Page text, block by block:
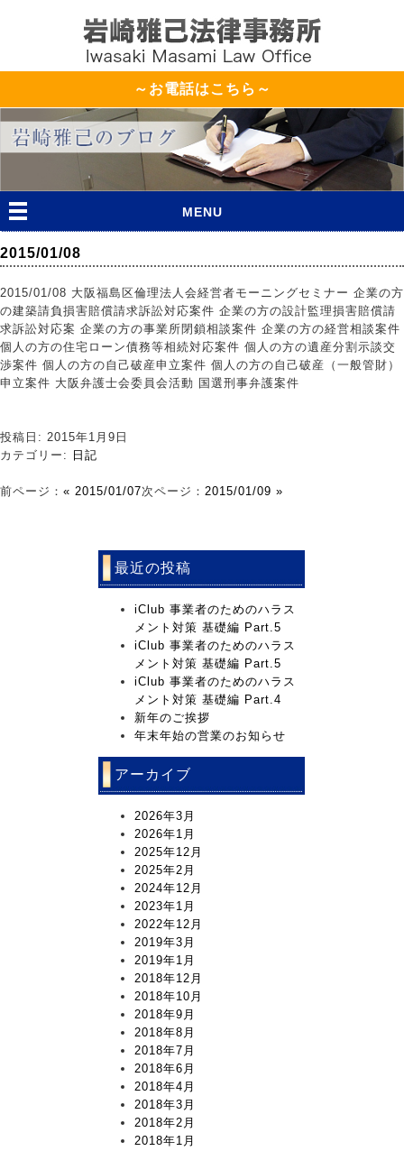
～お電話はこちら～
MENU
2015/01/08
2015/01/08 大阪福島区倫理法人会経営者モーニングセミナー 企業の方
の建築請負損害賠償請求訴訟対応案件 企業の方の設計監理損害賠償請
求訴訟対応案 企業の方の事業所閉鎖相談案件 企業の方の経営相談案件
個人の方の住宅ローン債務等相続対応案件 個人の方の遺産分割示談交
渉案件 個人の方の自己破産申立案件 個人の方の自己破産（一般管財）
申立案件 大阪弁護士会委員会活動 国選刑事弁護案件
投稿日: 2015年1月9日
カテゴリー: 日記
前ページ： « 2015/01/07次ページ： 2015/01/09 »
最近の投稿
iClub 事業者のためのハラス
メント対策 基礎編 Part.5
iClub 事業者のためのハラス
メント対策 基礎編 Part.5
iClub 事業者のためのハラス
メント対策 基礎編 Part.4
新年のご挨拶
年末年始の営業のお知らせ
アーカイブ
2026年3月
2026年1月
2025年12月
2025年2月
2024年12月
2023年1月
2022年12月
2019年3月
2019年1月
2018年12月
2018年10月
2018年9月
2018年8月
2018年7月
2018年6月
2018年4月
2018年3月
2018年2月
2018年1月